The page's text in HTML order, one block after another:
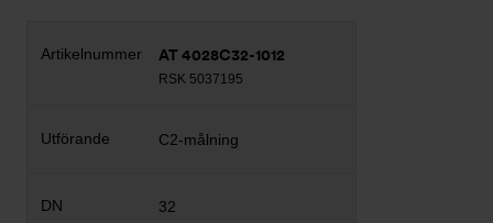
AT 4028C32-1012
RSK 5037195
C2-målning
32